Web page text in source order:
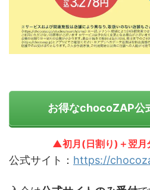
お得なchocoZAP公
▲初月(日割り)＋翌
公式サイト： https://